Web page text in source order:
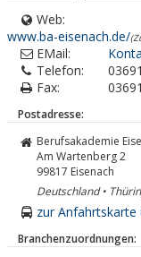
Web:
www.ba-eisenach.de/
EMail:
Telefon:
Fax:
Postadresse:
Berufsakademie
Am Wartenberg 2
99817 Eisenach
Deutschland •
zur Anfahrtskarte
Branchenzuordnungen: